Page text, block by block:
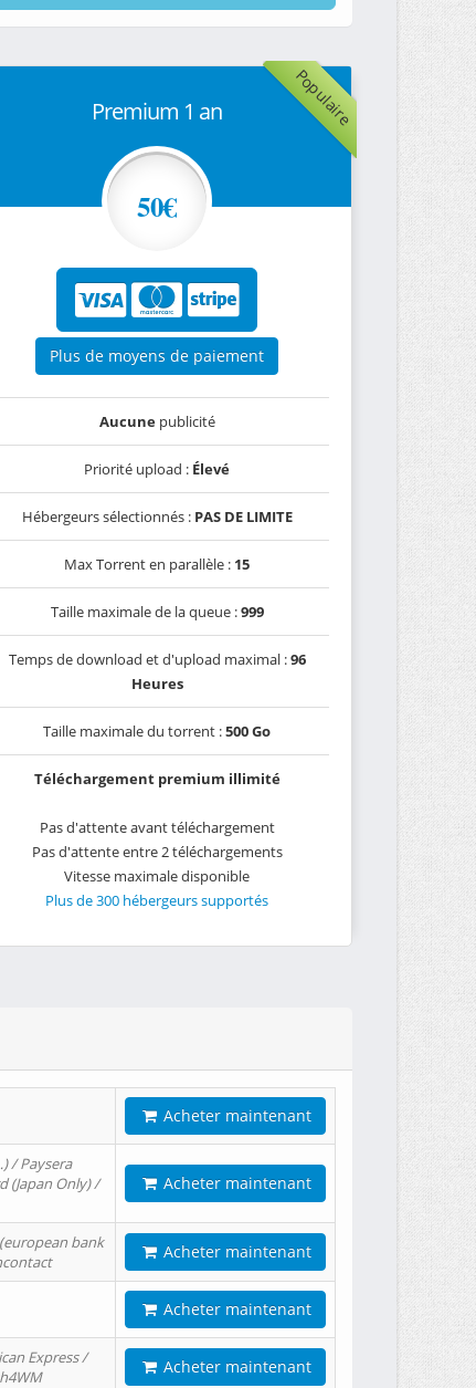
Populaire
Premium 1 an
50€
Plus de moyens de paiement
Aucunepublicité
Priorité upload : Élevé
Hébergeurs sélectionnés : PAS DE LIMITE
Max Torrent en parallèle : 15
Taille maximale de la queue :999
Temps de download et d'upload maximal :96
Heures
Taille maximale du torrent :500 Go
Téléchargement premium illimité
Pas d'attente avant téléchargement
Pas d'attente entre 2 téléchargements
Vitesse maximale disponible
Plus de 300 hébergeurs supportés
Acheter maintenant
/ Paysera
(Japan Only) /
Acheter maintenant
bank
Acheter maintenant
Acheter maintenant
Express /
Acheter maintenant